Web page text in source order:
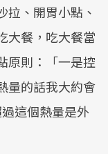
Mute
拉、開胃小點、
大餐，吃大餐當
原則：「一是控
量的話我大約會
這個熱量是外